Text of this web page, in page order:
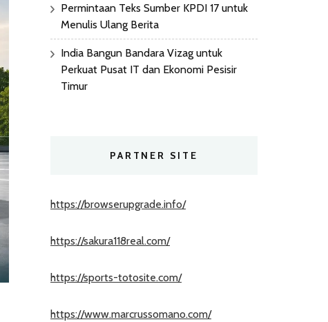
Permintaan Teks Sumber KPDI 17 untuk
Menulis Ulang Berita
India Bangun Bandara Vizag untuk
Perkuat Pusat IT dan Ekonomi Pesisir
Timur
PARTNER SITE
https://browserupgrade.info/
https://sakura118real.com/
https://sports-totosite.com/
https://www.marcrussomano.com/